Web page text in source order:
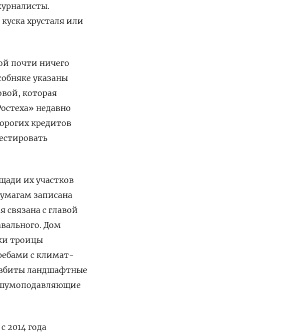
хрусталя или
почти ничего
указаны
которая
недавно
кредитов
их участков
записана
связана с главой
Дом
троицы
с климат-
ландшафтные
2014 года